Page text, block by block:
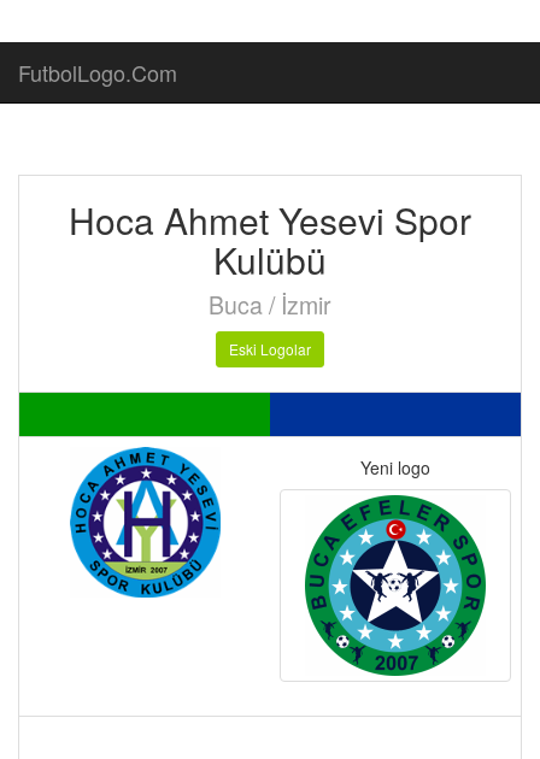
FutbolLogo.Com
Hoca Ahmet Yesevi Spor
Kulübü
Buca / İzmir
Eski Logolar
Yeni logo